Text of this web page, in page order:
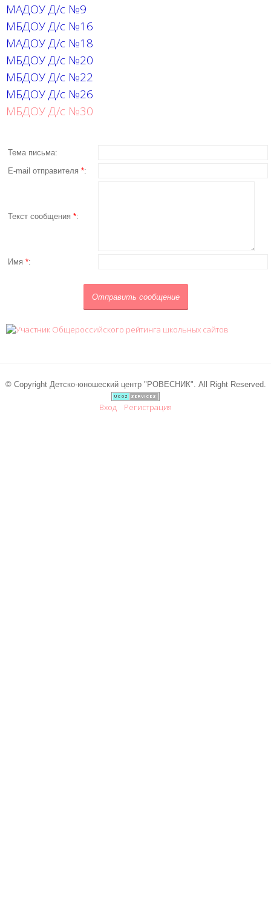
МАДОУ Д/с №9
МБДОУ Д/с №16
МАДОУ Д/с №18
МБДОУ Д/с №20
МБДОУ Д/с №22
МБДОУ Д/с №26
МБДОУ Д/с №30
Тема письма:
E-mail отправителя *:
Текст сообщения *:
Имя *:
© Copyright Детско-юношеский центр "РОВЕСНИК". All Right Reserved.
Вход Регистрация